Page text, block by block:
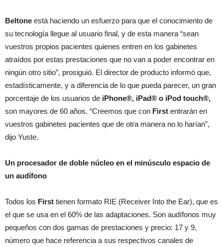
Beltone está haciendo un esfuerzo para que el conocimiento de
su tecnología llegue al usuario final, y de esta manera “sean
vuestros propios pacientes quienes entren en los gabinetes
atraídos por estas prestaciones que no van a poder encontrar en
ningún otro sitio”, prosiguió. El director de producto informó que,
estadísticamente, y a diferencia de lo que pueda parecer, un gran
porcentaje de los usuarios de iPhone®, iPad® o iPod touch®,
son mayores de 60 años. “Creemos que con First entrarán en
vuestros gabinetes pacientes que de otra manera no lo harían”,
dijo Yuste.
Un procesador de doble núcleo en el minúsculo espacio de
un audífono
Todos los First tienen formato RIE (Receiver Into the Ear), que es
el que se usa en el 60% de las adaptaciones. Son audífonos muy
pequeños con dos gamas de prestaciones y precio: 17 y 9,
número que hace referencia a sus respectivos canales de